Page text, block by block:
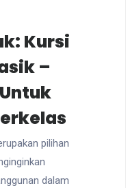
Kursi
–
pilihan
dalam